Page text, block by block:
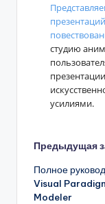
студию
усилиями.
записи
Предыдущая
Полное
Visual
Modeler